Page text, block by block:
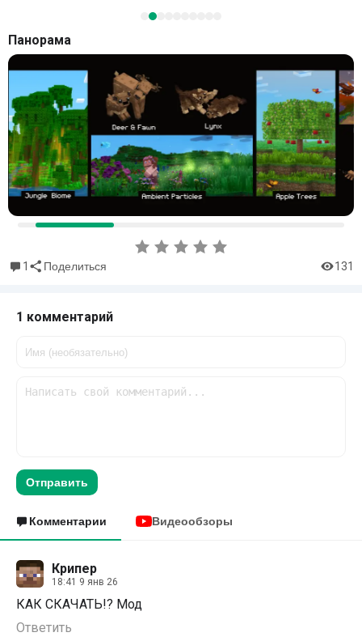
Панорама
1 Поделиться 131
1 комментарий
Отправить
Комментарии Видеообзоры
Крипер
18:41 9 янв 26
КАК СКАЧАТЬ!? Мод
Ответить